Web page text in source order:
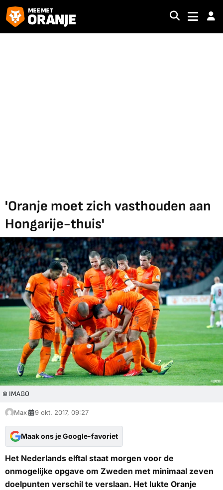
'Oranje moet zich vasthouden aan
Hongarije-thuis'
© IMAGO
Max 9 okt. 2017, 09:27
Maak ons je Google-favoriet
Het Nederlands elftal staat morgen voor de
onmogelijke opgave om Zweden met minimaal zeven
doelpunten verschil te verslaan. Het lukte Oranje